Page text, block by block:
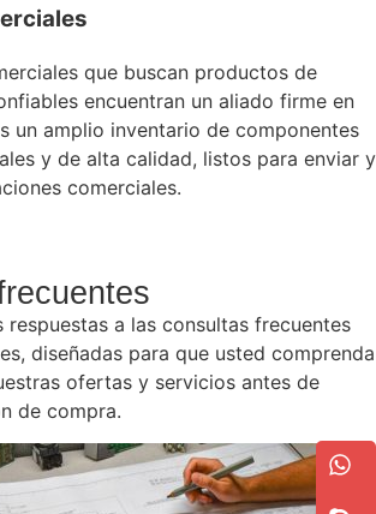
que buscan productos de
encuentran un aliado firme en
un amplio inventario de componentes
y de alta calidad, listos para enviar y
comerciales.
respuestas a las consultas frecuentes
diseñadas para que usted comprenda
ofertas y servicios antes de
de compra.